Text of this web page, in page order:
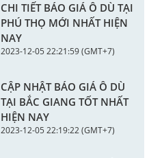
CHI TIẾT BÁO GIÁ Ô DÙ TẠI
PHÚ THỌ MỚI NHẤT HIỆN
NAY
2023-12-05 22:21:59 (GMT+7)
CẬP NHẬT BÁO GIÁ Ô DÙ
TẠI BẮC GIANG TỐT NHẤT
HIỆN NAY
2023-12-05 22:19:22 (GMT+7)